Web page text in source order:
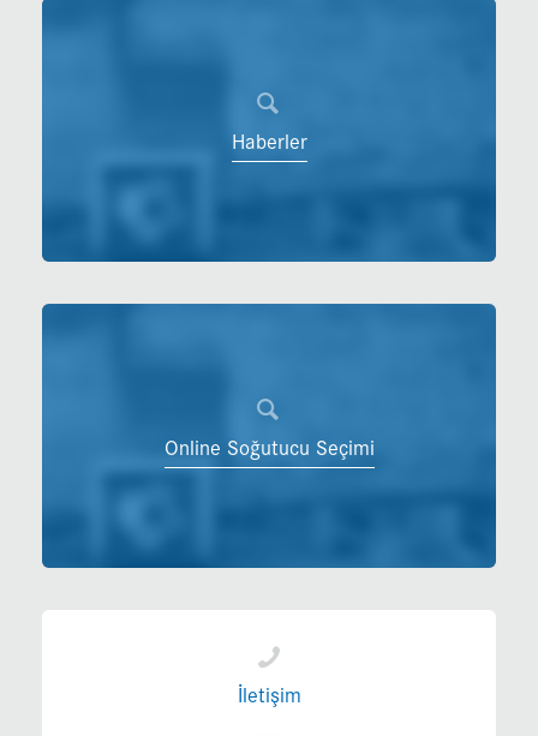
Haberler
Online Soğutucu Seçimi
İletişim